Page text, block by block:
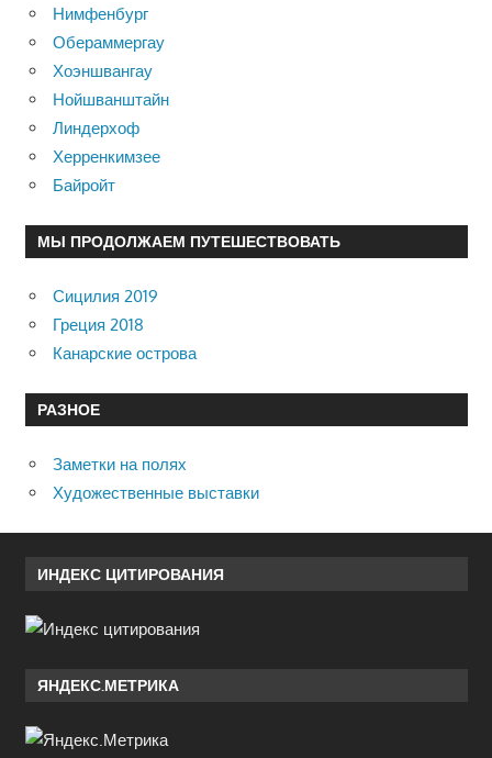
Нимфенбург
Обераммергау
Хоэншвангау
Нойшванштайн
Линдерхоф
Херренкимзее
Байройт
МЫ ПРОДОЛЖАЕМ ПУТЕШЕСТВОВАТЬ
Сицилия 2019
Греция 2018
Канарские острова
РАЗНОЕ
Заметки на полях
Художественные выставки
ИНДЕКС ЦИТИРОВАНИЯ
ЯНДЕКС.МЕТРИКА